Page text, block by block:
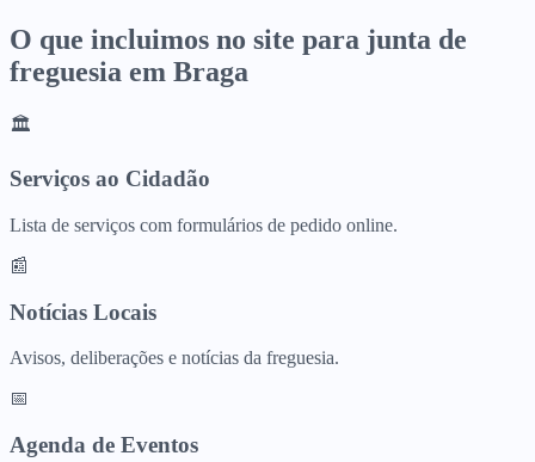
O que incluimos no site para junta de
freguesia em Braga
🏛️
Serviços ao Cidadão
Lista de serviços com formulários de pedido online.
📰
Notícias Locais
Avisos, deliberações e notícias da freguesia.
📅
Agenda de Eventos